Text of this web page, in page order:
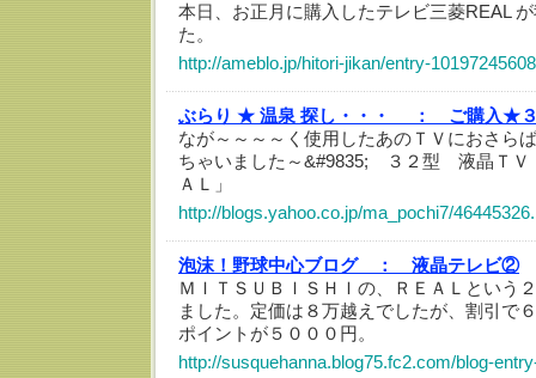
本日、お正月に購入したテレビ三菱REAL
た。
http://ameblo.jp/hitori-jikan/entry-
ぶらり ★ 温泉 探し・・・ ：
ご購入★
なが～～～～く使用したあのＴＶにおさ
ちゃいました～&#9835; ３２型 液晶Ｔ
ＡＬ」
http://blogs.yahoo.co.jp/ma_pochi7/
泡沫！野球中心ブログ ：
液晶テレビ②
ＭＩＴＳＵＢＩＳＨＩの、ＲＥＡＬという
ました。定価は８万越えでしたが、割引で
ポイントが５０００円。
http://susquehanna.blog75.fc2.com/blog-